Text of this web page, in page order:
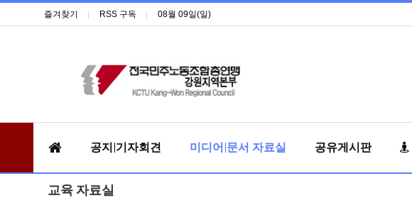
즐겨찾기 RSS 구독 08월 09일(일)
공지|기자회견 미디어|문서 자료실 공유게시판
교육 자료실